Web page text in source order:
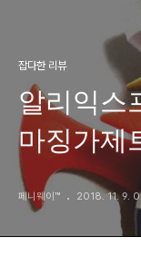
잡다한 리뷰
알리익스
마징가제
페니웨이™ 2018. 11. 9.